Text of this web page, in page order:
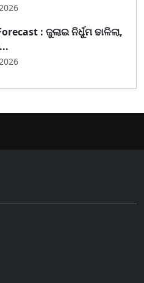
: ଜୁଲାଇ ନିର୍ଧୁମ ଢାଳିଲା,